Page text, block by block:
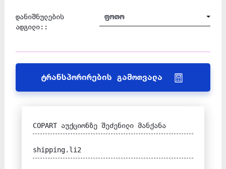
დანიშნულების
ადგილი::
ფოთო
ტრანსპორირების გამოთვალა
COPART აუქციონზე შეძენილი მანქანა
shipping.li2